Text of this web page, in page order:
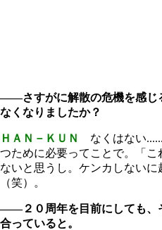
――さすがに解散の危機を感じ
なくなりましたか？
ＨＡＮ－ＫＵＮ
なくはない
つために必要ってことで。「こ
ないと思うし。ケンカしない
（笑）。
――２０周年を目前にしても、
合っていると。